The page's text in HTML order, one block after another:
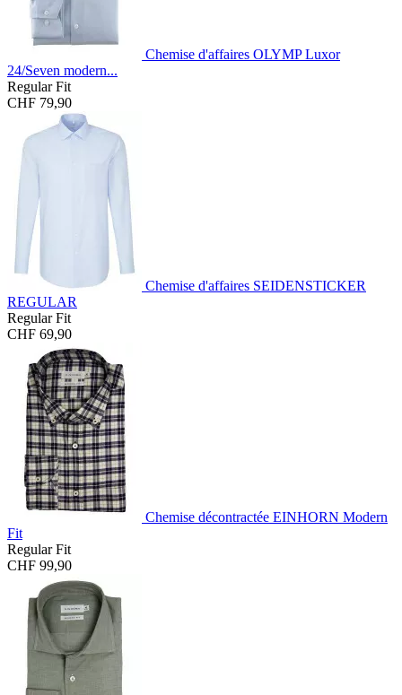
Chemise d'affaires OLYMP Luxor
24/Seven modern...
Regular Fit
CHF 79,90
Chemise d'affaires SEIDENSTICKER
REGULAR
Regular Fit
CHF 69,90
Chemise décontractée EINHORN Modern
Fit
Regular Fit
CHF 99,90